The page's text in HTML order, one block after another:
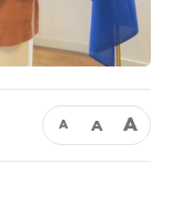
Α Α Α